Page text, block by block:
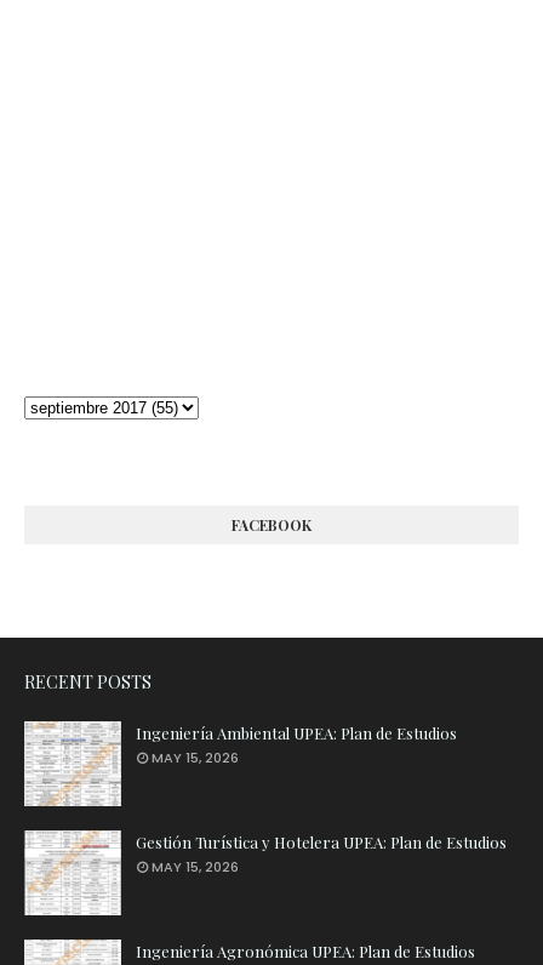
FACEBOOK
RECENT POSTS
Ingeniería Ambiental UPEA: Plan de Estudios
MAY 15, 2026
Gestión Turística y Hotelera UPEA: Plan de Estudios
MAY 15, 2026
Ingeniería Agronómica UPEA: Plan de Estudios